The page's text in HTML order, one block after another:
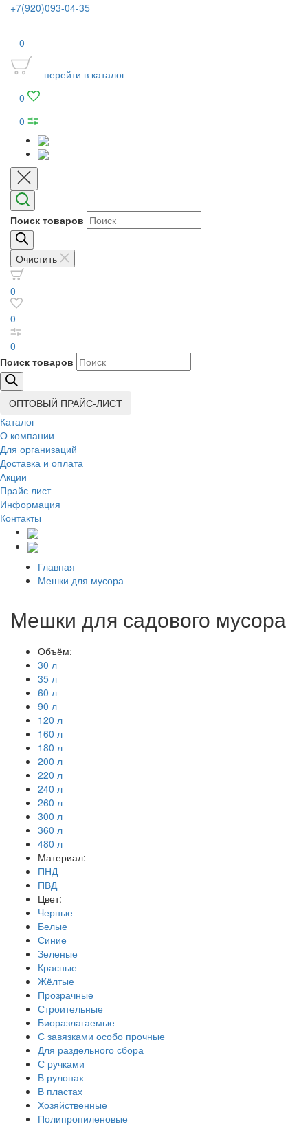
+7(920)093-04-35
0
перейти в каталог
0
0
Поиск товаров
Очистить
0
0
0
Поиск товаров
ОПТОВЫЙ ПРАЙС-ЛИСТ
Каталог
О компании
Для организаций
Доставка и оплата
Акции
Прайс лист
Информация
Контакты
Главная
Мешки для мусора
Мешки для садового мусора
Объём:
30 л
35 л
60 л
90 л
120 л
160 л
180 л
200 л
220 л
240 л
260 л
300 л
360 л
480 л
Материал:
ПНД
ПВД
Цвет:
Черные
Белые
Синие
Зеленые
Красные
Жёлтые
Прозрачные
Строительные
Биоразлагаемые
С завязками особо прочные
Для раздельного сбора
С ручками
В рулонах
В пластах
Хозяйственные
Полипропиленовые